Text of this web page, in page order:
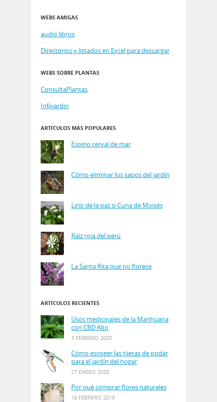
WEBS AMIGAS
audio libros
Directorios y listados en Excel para descargar
WEBS SOBRE PLANTAS
ConsultaPlantas
Infojardin
ARTÍCULOS MÁS POPULARES
Espino cerval de mar
Cómo eliminar los sapos del jardín
Lirio de la paz o Cuna de Moisés
Raíz roja del perú
La Santa Rita que no florece
ARTÍCULOS RECIENTES
Usos medicinales de la Marihuana
con CBD Alto
3 FEBRERO 2020
Cómo escoger las tijeras de podar
para el jardín del hogar
27 ENERO 2020
Por qué comprar flores naturales
18 FEBRERO 2019